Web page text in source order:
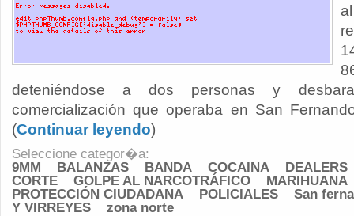
deteniéndose a dos personas y
comercialización que operaba en San
(Continuar leyendo)
Seleccione categor�a:
9MM
BALANZAS BANDA COCAINA
DEALERS
CORTE
GOLPE AL NARCOTRÁFICO
MARIHUANA
PROTECCIÓN CIUDADANA
POLICIALES
San
Y VIRREYES
zona norte